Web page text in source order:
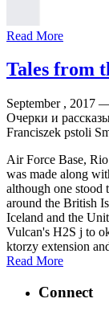
Read More
Tales from
September , 2017
Очерки и
Franciszek pstoli
Air Force Base,
was made along
although one stood
around the British
Iceland and the
Vulcan's H2S j to
ktorzy extension
Read More
Connect